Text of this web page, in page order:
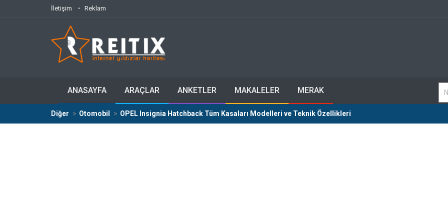
İletişim Reklam
ANASAYFA ARAÇLAR ANKETLER MAKALELER MERAK
Diğer Otomobil OPEL Insignia Hatchback Tüm Kasaları Modelleri ve Teknik Özellikleri